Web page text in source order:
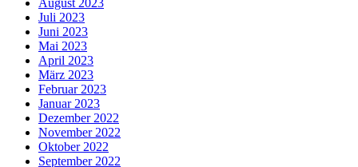
Juli 2023
Juni 2023
Mai 2023
April 2023
März 2023
Februar 2023
Januar 2023
Dezember 2022
November 2022
Oktober 2022
September 2022